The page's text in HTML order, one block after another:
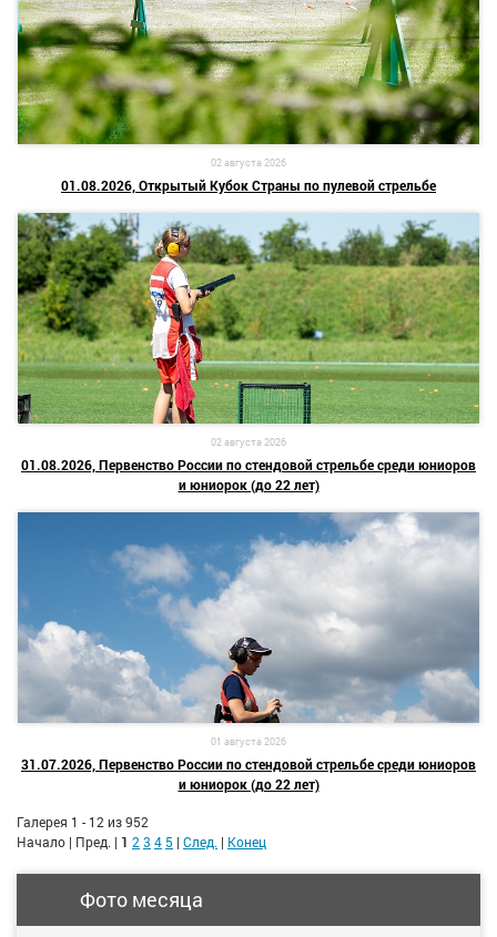
02 августа 2026
01.08.2026, Открытый Кубок Страны по пулевой стрельбе
02 августа 2026
01.08.2026, Первенство России по стендовой стрельбе среди юниоров
и юниорок (до 22 лет)
01 августа 2026
31.07.2026, Первенство России по стендовой стрельбе среди юниоров
и юниорок (до 22 лет)
Галерея 1 - 12 из 952
Начало | Пред. | 1 2 3 4 5 | След. | Конец
Фото месяца